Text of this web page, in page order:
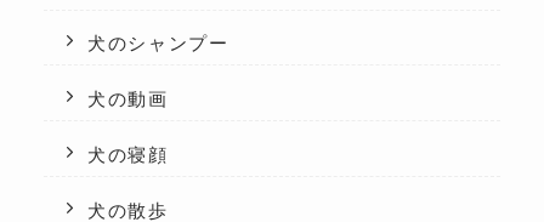
犬のシャンプー
犬の動画
犬の寝顔
犬の散歩